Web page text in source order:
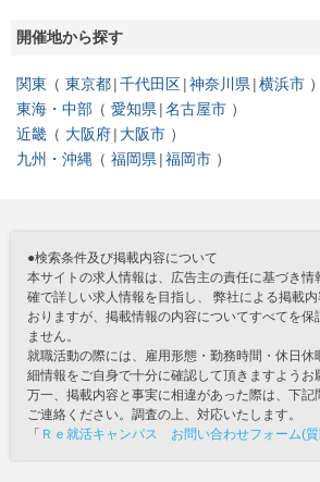
開催地から探す
関東 東京都 千代田区 神奈川県 横浜市
東海・中部
愛知県 名古屋市
近畿
大阪府 大阪市
九州・沖縄
福岡県 福岡市
●検索条件及び掲載内容について
本サイトの求人情報は、広告主の責任に基づき情
確で詳しい求人情報を目指し、 弊社による掲載
おりますが、掲載情報の内容についてすべてを保
ません。
就職活動の際には、雇用形態・勤務時間・休日
細情報をご自身で十分に確認して頂きますようお
万一、掲載内容と事実に相違があった際は、下記
ご連絡ください。調査の上、対応いたします。
「 Ｒｅ就活キャンパス お問い合わせフォーム(